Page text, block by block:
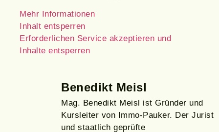
Mehr Informationen
Inhalt entsperren
Erforderlichen Service akzeptieren und
Inhalte entsperren
Benedikt Meisl
Mag. Benedikt Meisl ist Gründer und
Kursleiter von Immo-Pauker. Der Jurist
und staatlich geprüfte